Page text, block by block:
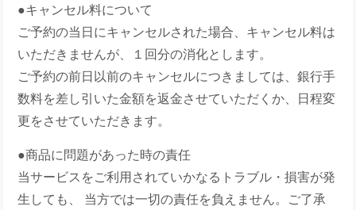
●キャンセル料について
ご予約の当日にキャンセルされた場合、キャンセル料は
いただきませんが、１回分の消化とします。
ご予約の前日以前のキャンセルにつきましては、銀行手
数料を差し引いた金額を返金させていただくか、日程変
更をさせていただきます。
●商品に問題があった時の責任
当サービスをご利用されていかなるトラブル・損害が発
生しても、 当方では一切の責任を負えません。ご了承